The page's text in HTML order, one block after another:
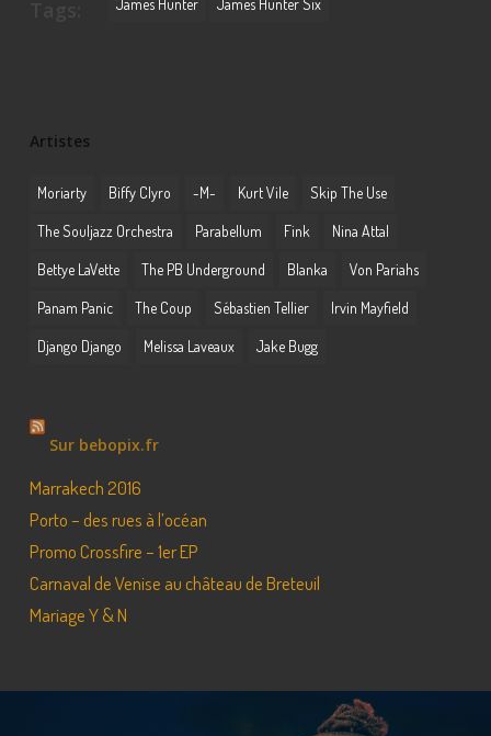
James Hunter James Hunter Six
Artistes
Moriarty Biffy Clyro -M- Kurt Vile Skip The Use
The Souljazz Orchestra Parabellum Fink Nina Attal
Bettye LaVette The PB Underground Blanka Von Pariahs
Panam Panic The Coup Sébastien Tellier Irvin Mayfield
Django Django Melissa Laveaux Jake Bugg
Sur bebopix.fr
Marrakech 2016
Porto – des rues à l’océan
Promo Crossfire – 1er EP
Carnaval de Venise au château de Breteuil
Mariage Y & N